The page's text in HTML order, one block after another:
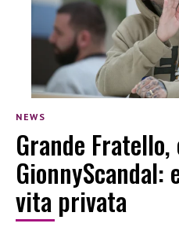
NEWS
Grande
GionnyScandal:
vita privata